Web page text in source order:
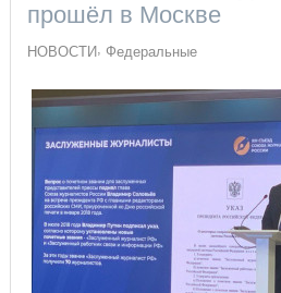
прошёл в Москве
НОВОСТИ Федеральные